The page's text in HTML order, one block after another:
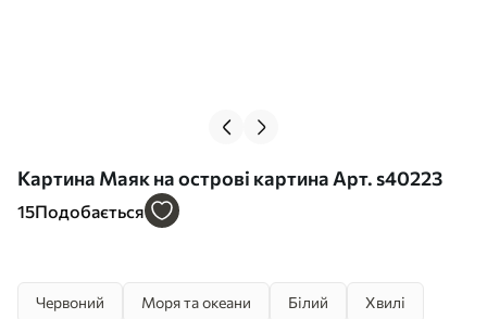
Картина Маяк на острові картина Арт. s40223
15Подобається
Червоний Моря та океани Білий Хвилі